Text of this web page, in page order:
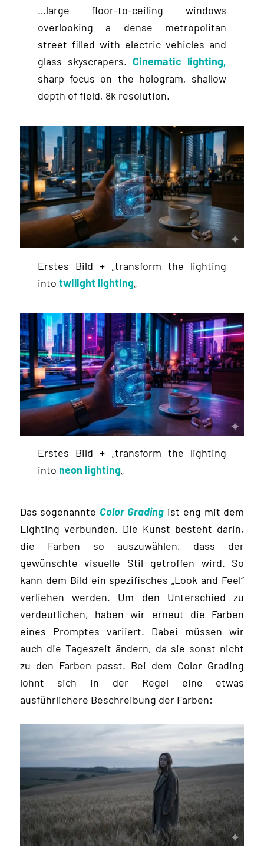
…large floor-to-ceiling windows
overlooking a dense metropolitan
street filled with electric vehicles and
glass skyscrapers. Cinematic lighting,
sharp focus on the hologram, shallow
depth of field, 8k resolution.
Erstes Bild + „transform the lighting
intotwilight lighting„
Erstes Bild + „transform the lighting
into neon lighting„
Das sogenannte Color Grading ist eng mit dem
Lighting verbunden. Die Kunst besteht darin,
die Farben so auszuwählen, dass der
gewünschte visuelle Stil getroffen wird. So
kann dem Bild ein spezifisches „Look and Feel“
verliehen werden. Um den Unterschied zu
verdeutlichen, haben wir erneut die Farben
eines Promptes variiert. Dabei müssen wir
auch die Tageszeit ändern, da sie sonst nicht
zu den Farben passt. Bei dem Color Grading
lohnt sich in der Regel eine etwas
ausführlichere Beschreibung der Farben: